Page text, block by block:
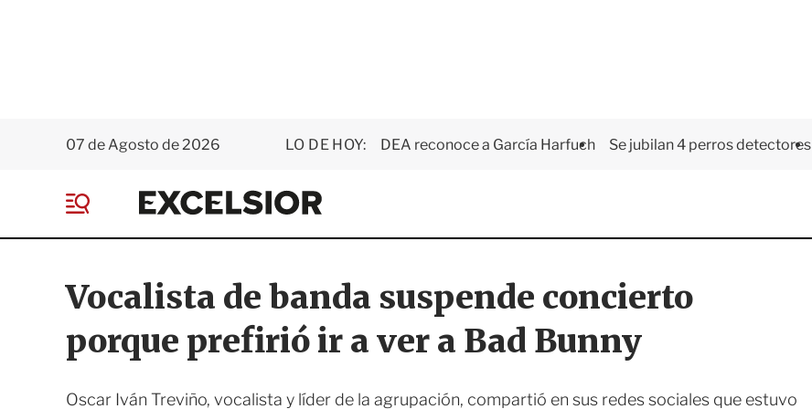
07 de Agosto de 2026 LO DE HOY: DEA reconoce a García Harfuch Se jubilan 4 perros detectores
E
x
e
i
o
r
e
Vocalista de banda suspende concierto
porque prefirió ir a ver a Bad Bunny
Oscar Iván Treviño, vocalista y líder de la agrupación, compartió en sus redes sociales que estuvo